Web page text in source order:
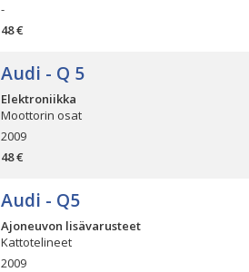
-
48 €
Audi - Q 5
Elektroniikka
Moottorin osat
2009
48 €
Audi - Q5
Ajoneuvon lisävarusteet
Kattotelineet
2009